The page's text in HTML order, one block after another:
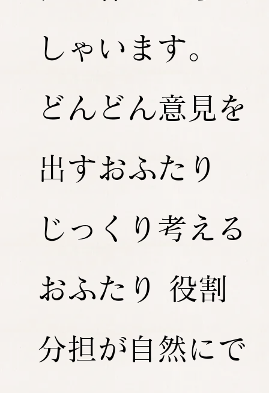
しゃいます。
どんどん意見を
出すおふたり
じっくり考える
おふたり 役割
分担が自然にで